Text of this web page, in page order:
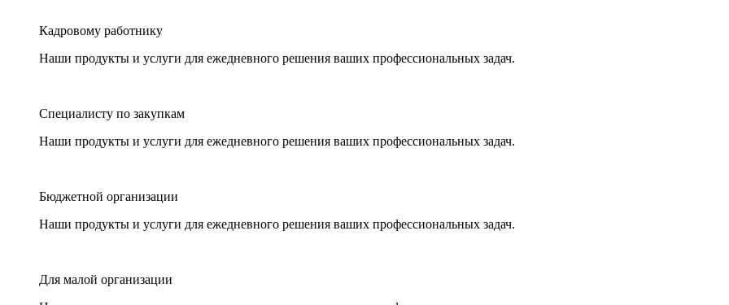
Кадровому работнику
Наши продукты и услуги для ежедневного решения ваших профессиональных задач.
Специалисту по закупкам
Наши продукты и услуги для ежедневного решения ваших профессиональных задач.
Бюджетной организации
Наши продукты и услуги для ежедневного решения ваших профессиональных задач.
Для малой организации